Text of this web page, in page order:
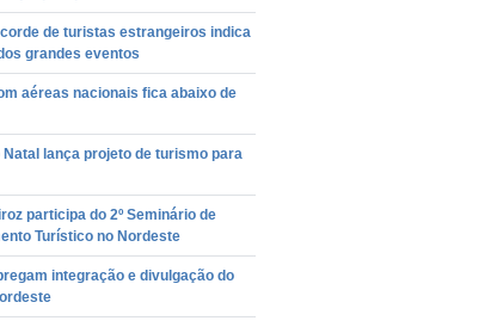
de turistas estrangeiros indica
grandes eventos
aéreas nacionais fica abaixo de
Natal lança projeto de turismo para
participa do 2º Seminário de
Turístico no Nordeste
integração e divulgação do